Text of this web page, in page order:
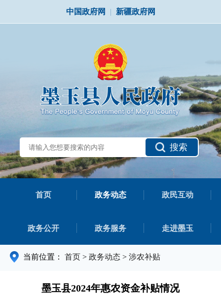
中国政府网 | 新疆政府网
搜索
首页 政务动态 政民互动
政务公开 政务服务 走进墨玉
当前位置： 首页 > 政务动态 > 涉农补贴
墨玉县2024年惠农资金补贴情况